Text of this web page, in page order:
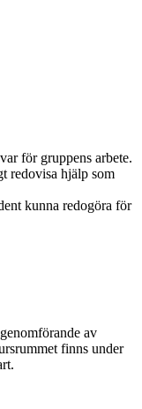
för gruppens arbete.
redovisa hjälp som
kunna redogöra för
av
finns under